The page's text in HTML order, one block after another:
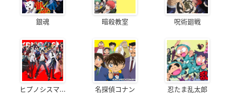
銀魂 暗殺教室 呪術廻戦
ヒプノシスマ... 名探偵コナン 忍たま乱太郎